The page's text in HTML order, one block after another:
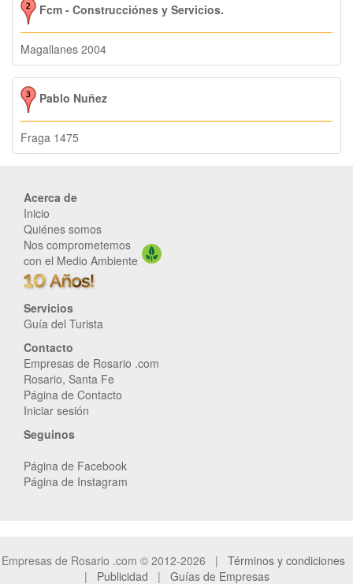
Fcm - Construcciónes y Servicios.
Magallanes 2004
Pablo Nuñez
Fraga 1475
Acerca de
Inicio
Quiénes somos
Nos comprometemos
con el Medio Ambiente
Servicios
Guía del Turista
Contacto
Empresas de Rosario .com
Rosario, Santa Fe
Página de Contacto
Iniciar sesión
Seguinos
Página de Facebook
Página de Instagram
Empresas de Rosario .com © 2012-2026 | Términos y condiciones
| Publicidad | Guías de Empresas